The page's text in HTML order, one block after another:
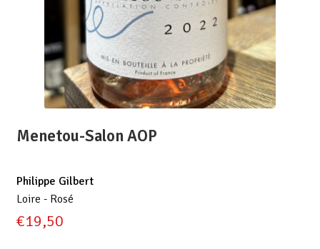
Menetou-Salon AOP
Philippe Gilbert
Loire - Rosé
€19,50